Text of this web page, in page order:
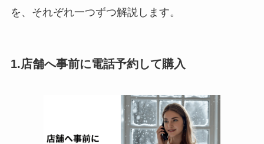
を、それぞれ一つずつ解説します。
1.店舗へ事前に電話予約して購入